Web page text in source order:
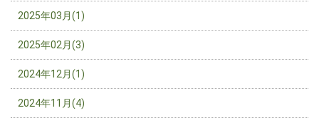
2025年03月(1)
2025年02月(3)
2024年12月(1)
2024年11月(4)